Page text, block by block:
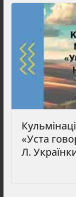
«Уста
Л.